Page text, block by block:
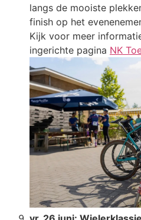
langs de mooiste
finish op het
Kijk voor meer
ingerichte pagina NK